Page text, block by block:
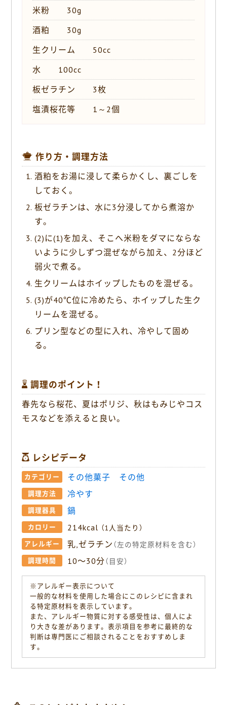
米粉 30g
酒粕 30g
生クリーム 50cc
水 100cc
板ゼラチン 3枚
塩漬桜花等 1～2個
作り方・調理方法
酒粕をお湯に浸して柔らかくし、裏ごしを
しておく。
板ゼラチンは、水に3分浸してから煮溶か
す。
(2)に(1)を加え、そこへ米粉をダマにならな
いように少しずつ混ぜながら加え、2分ほど
弱火で煮る。
生クリームはホイップしたものを混ぜる。
(3)が40℃位に冷めたら、ホイップした生ク
リームを混ぜる。
プリン型などの型に入れ、冷やして固め
る。
調理のポイント！
春先なら桜花、夏はポリジ、秋はもみじやコス
モスなどを添えると良い。
レシピデータ
カテゴリー その他菓子 その他
調理方法 冷やす
調理器具 鍋
カロリー 214kcal （1人当たり）
アレルギー 乳,ゼラチン （左の特定原材料を含む）
調理時間 10〜30分（目安）
※アレルギー表示について
一般的な材料を使用した場合にこのレシピに含まれ
る特定原材料を表示しています。
また、アレルギー物質に対する感受性は、個人によ
り大きな差があります。表示項目を参考に最終的な
判断は専門医にご相談されることをおすすめしま
す。